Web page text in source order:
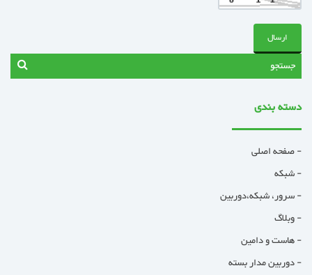
دسته بندی
- صفحه اصلی
- شبکه
- سرور، شبکه،دوربین
- وبلاگ
- هاست و دامین
- دوربین مدار بسته